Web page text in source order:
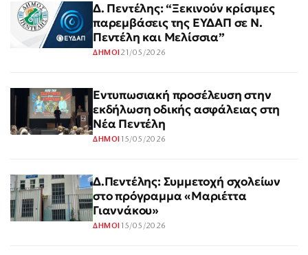
Δ. Πεντέλης: “Ξεκινούν κρίσιμες
παρεμβάσεις της ΕΥΔΑΠ σε Ν.
Πεντέλη και Μελίσσια”
ΔΗΜΟΙ 21/05/2026
Εντυπωσιακή προσέλευση στην
εκδήλωση οδικής ασφάλειας στη
Νέα Πεντέλη
ΔΗΜΟΙ 15/05/2026
Δ.Πεντέλης: Συμμετοχή σχολείων
στο πρόγραμμα «Μαριέττα
Γιαννάκου»
ΔΗΜΟΙ 15/05/2026